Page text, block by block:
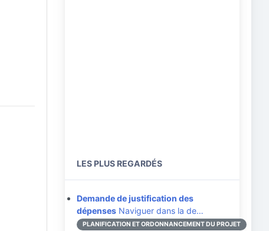
LES PLUS REGARDÉS
Demande de justification des
dépenses Naviguer dans la de…
PLANIFICATION ET ORDONNANCEMENT DU PROJET